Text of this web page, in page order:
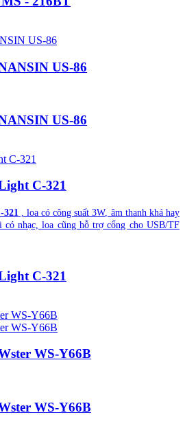
US-86
US-86
C-321
321, loa có công suất 3W, âm thanh khá hay
có nhạc, loa cũng hỗ trợ cổng cho USB/TF
C-321
WS-Y66B
WS-Y66B